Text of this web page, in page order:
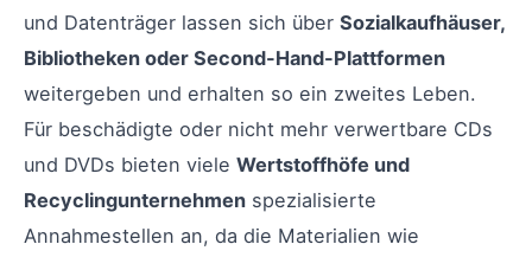
und Datenträger lassen sich über Sozialkaufhäuser,
Bibliotheken oder Second-Hand-Plattformen
weitergeben und erhalten so ein zweites Leben.
Für beschädigte oder nicht mehr verwertbare CDs
und DVDs bieten viele Wertstoffhöfe und
Recyclingunternehmen spezialisierte
Annahmestellen an, da die Materialien wie